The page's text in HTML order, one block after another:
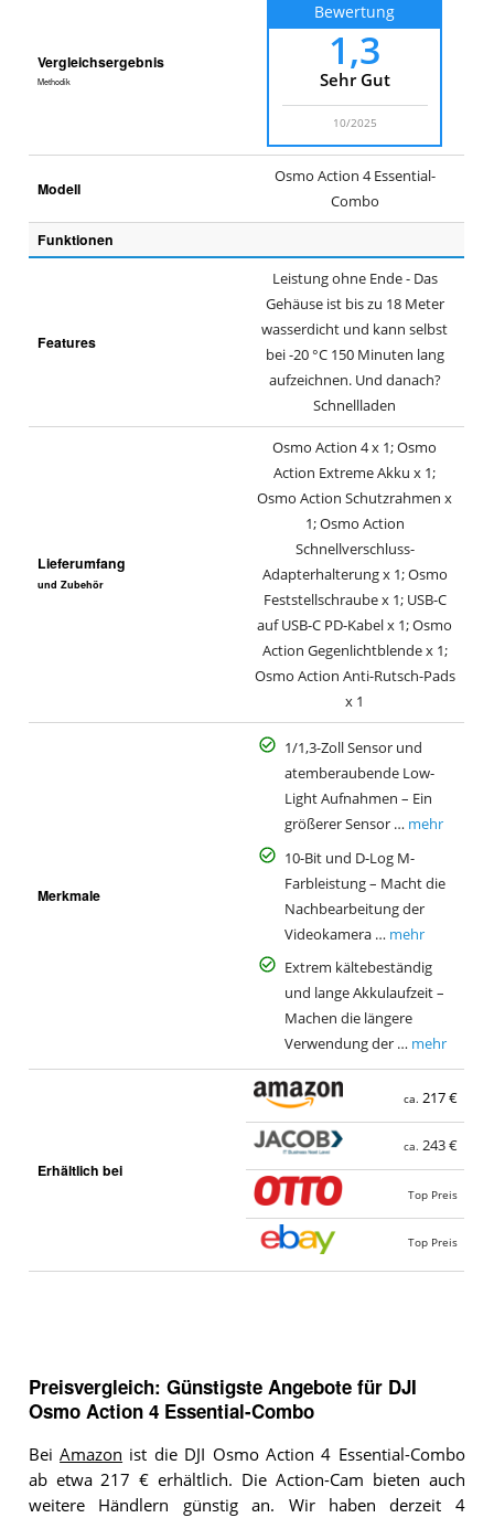
Vergleichsergebnis
Methodik
Bewertung
1,3
Sehr Gut
10/2025
Modell
Osmo Action 4 Essential-
Combo
Funktionen
Features
Leistung ohne Ende - Das
Gehäuse ist bis zu 18 Meter
wasserdicht und kann selbst
bei -20 °C 150 Minuten lang
aufzeichnen. Und danach?
Schnellladen
Lieferumfang
und Zubehör
Osmo Action 4 x 1; Osmo
Action Extreme Akku x 1;
Osmo Action Schutzrahmen x
1; Osmo Action
Schnellverschluss-
Adapterhalterung x 1; Osmo
Feststellschraube x 1; USB-C
auf USB-C PD-Kabel x 1; Osmo
Action Gegenlichtblende x 1;
Osmo Action Anti-Rutsch-Pads
x 1
Merkmale
1/1,3-Zoll Sensor und
atemberaubende Low-
Light Aufnahmen – Ein
größerer Sensor … mehr
10-Bit und D-Log M-
Farbleistung – Macht die
Nachbearbeitung der
Videokamera … mehr
Extrem kältebeständig
und lange Akkulaufzeit –
Machen die längere
Verwendung der … mehr
Erhältlich bei
ca. 217 €
ca. 243 €
Top Preis
Top Preis
Preisvergleich: Günstigste Angebote für DJI
Osmo Action 4 Essential-Combo
BeiAmazon ist die DJI Osmo Action 4 Essential-Combo
ab etwa 217 € erhältlich. Die Action-Cam bieten auch
weitere Händlern günstig an. Wir haben derzeit 4